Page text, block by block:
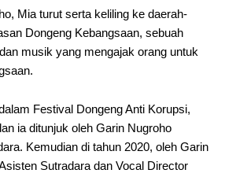
Mia turut serta keliling ke daerah-
Dongeng Kebangsaan, sebuah
musik yang mengajak orang untuk
Festival Dongeng Anti Korupsi,
ia ditunjuk oleh Garin Nugroho
Kemudian di tahun 2020, oleh Garin
Sutradara dan Vocal Director